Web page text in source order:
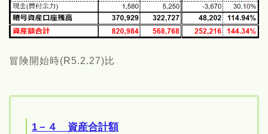
冒険開始時(R5.2.27)比
1－４ 資産合計額